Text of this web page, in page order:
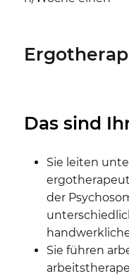
Das sind
Sie leiten
der
Sie führen